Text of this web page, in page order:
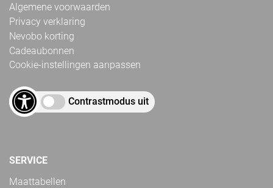
Algemene voorwaarden
Privacy verklaring
Nevobo korting
Cadeaubonnen
Cookie-instellingen aanpassen
Contrastmodus uit
SERVICE
Maattabellen